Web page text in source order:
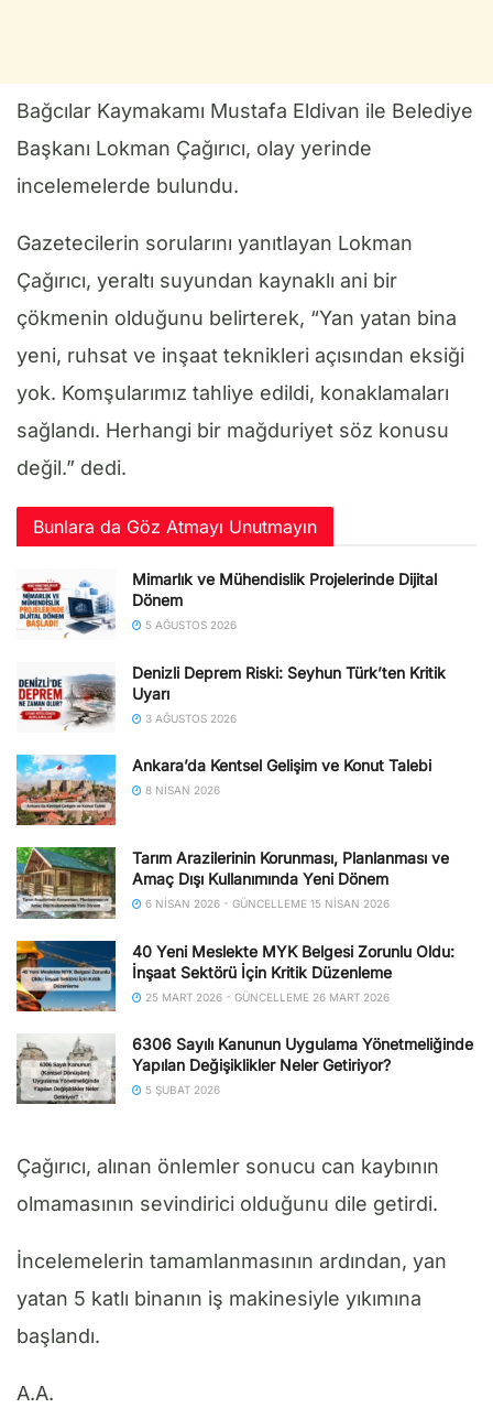
Bağcılar Kaymakamı Mustafa Eldivan ile Belediye
Başkanı Lokman Çağırıcı, olay yerinde
incelemelerde bulundu.
Gazetecilerin sorularını yanıtlayan Lokman
Çağırıcı, yeraltı suyundan kaynaklı ani bir
çökmenin olduğunu belirterek, “Yan yatan bina
yeni, ruhsat ve inşaat teknikleri açısından eksiği
yok. Komşularımız tahliye edildi, konaklamaları
sağlandı. Herhangi bir mağduriyet söz konusu
değil.” dedi.
Bunlara da Göz Atmayı Unutmayın
Mimarlık ve Mühendislik Projelerinde Dijital
Dönem
5 AĞUSTOS 2026
Denizli Deprem Riski: Seyhun Türk’ten Kritik
Uyarı
3 AĞUSTOS 2026
Ankara’da Kentsel Gelişim ve Konut Talebi
8 NISAN 2026
Tarım Arazilerinin Korunması, Planlanması ve
Amaç Dışı Kullanımında Yeni Dönem
6 NISAN 2026 - GÜNCELLEME 15 NISAN 2026
40 Yeni Meslekte MYK Belgesi Zorunlu Oldu:
İnşaat Sektörü İçin Kritik Düzenleme
25 MART 2026 - GÜNCELLEME 26 MART 2026
6306 Sayılı Kanunun Uygulama Yönetmeliğinde
Yapılan Değişiklikler Neler Getiriyor?
5 ŞUBAT 2026
Çağırıcı, alınan önlemler sonucu can kaybının
olmamasının sevindirici olduğunu dile getirdi.
İncelemelerin tamamlanmasının ardından, yan
yatan 5 katlı binanın iş makinesiyle yıkımına
başlandı.
A.A.